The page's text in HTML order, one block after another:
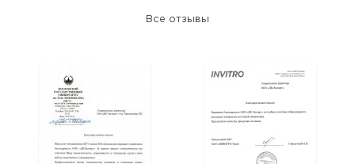
Все отзывы